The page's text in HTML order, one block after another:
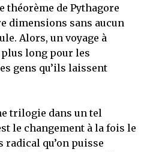
théorème de Pythagore
dimensions sans aucun
Alors, un voyage à
plus long pour les
gens qu’ils laissent
trilogie dans un tel
le changement à la fois le
qu’on puisse